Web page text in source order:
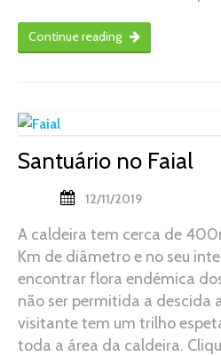
Continue reading
Santuário no Faial
12/11/2019
A caldeira tem cerca de
Km de diâmetro e no seu
encontrar flora endémica
não ser permitida a descida
visitante tem um trilho
toda a área da caldeira.